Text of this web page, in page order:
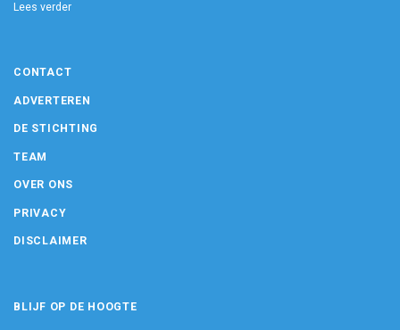
Lees verder
CONTACT
ADVERTEREN
DE STICHTING
TEAM
OVER ONS
PRIVACY
DISCLAIMER
BLIJF OP DE HOOGTE